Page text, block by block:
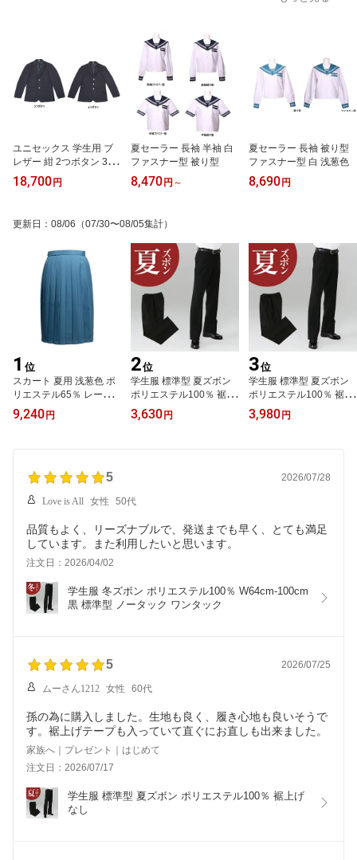
ユニセックス 学生用 ブ
レザー 紺 2つボタン 3つ
ボタン
18,700 円
夏セーラー 長袖 半袖 白
ファスナー型 被り型
8,470 円 ～
夏セーラー 長袖 被り型
ファスナー型 白 浅葱色
8,690 円
更新日 ： 08/06 （07/30〜08/05集計）
1 位
スカート 夏用 浅葱色 ポ
リエステル65％ レーヨ
ン35％W75-W90
9,240 円
2位
学生服 標準型 夏ズボン
ポリエステル100％ 裾上
げなし
3,630 円
3位
学生服 標準型 夏ズボン
ポリエステル100％ 裾直
し対応
3,980 円
5 2026/07/28
Love is All 女性 50代
品質もよく、リーズナブルで、発送までも早く、とても満足
しています。また利用したいと思います。
注文日：2026/04/02
学生服 冬ズボン ポリエステル100％ W64cm-100cm
黒 標準型 ノータック ワンタック
5 2026/07/25
ムーさん1212 女性 60代
孫の為に購入しました。生地も良く、履き心地も良いそうで
す。裾上げテープも入っていて直ぐにお直しも出来ました。
家族へ｜プレゼント｜はじめて
注文日：2026/07/17
学生服 標準型 夏ズボン ポリエステル100％ 裾上げ
なし